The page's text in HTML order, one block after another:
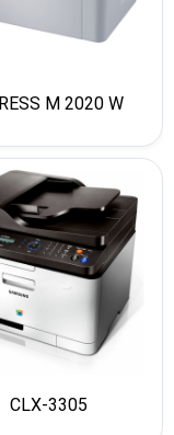
M 2020 W
CLX-3305